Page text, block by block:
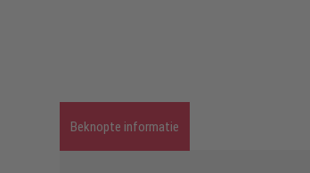
Beknopte informatie